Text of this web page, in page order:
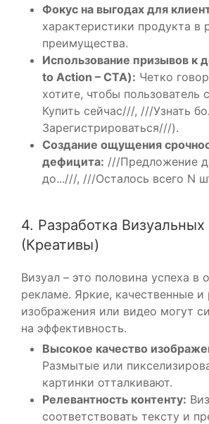
Фокус на выгодах для
характеристики продукта в
преимущества.
Использование призывов к
to Action – CTA): Четко
хотите, чтобы пользователь
Купить сейчас///, ///Узнать
Зарегистрироваться///).
Создание ощущения
дефицита: ///Предложение
до...///, ///Осталось всего N
4. Разработка
(Креативы)
Визуал – это половина успеха в
рекламе. Яркие, качественные и
изображения или видео могут
на эффективность.
Высокое качество
Размытые или
картинки отталкивают.
Релевантность контенту:
соответствовать тексту и